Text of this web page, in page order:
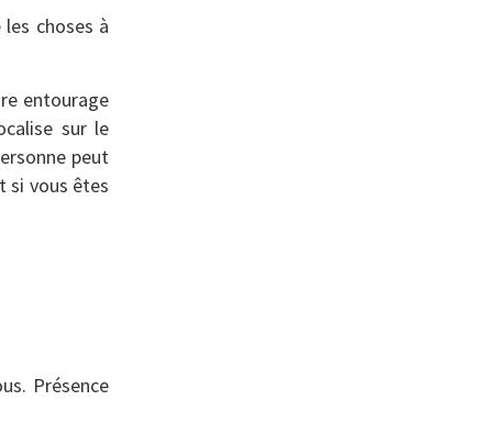
choses à
entourage
sur le
peut
si vous êtes
Présence